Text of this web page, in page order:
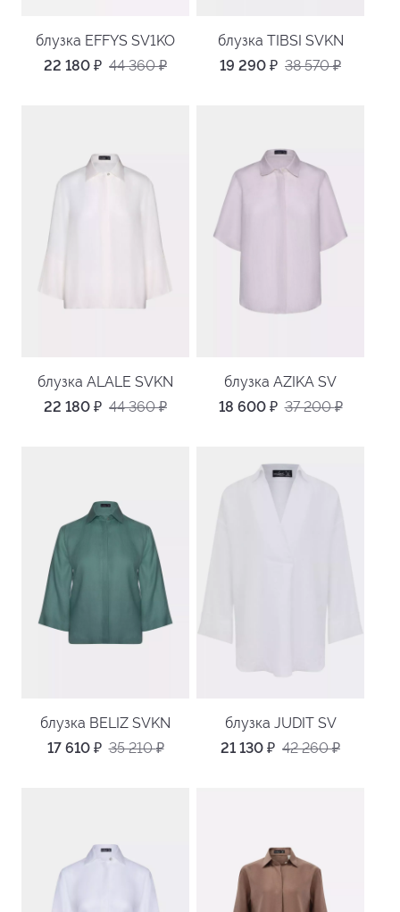
блузка EFFYS SV1KO
22 180 ₽ 44 360₽
блузка TIBSI SVKN
19 290 ₽ 38 570₽
блузка ALALE SVKN
22 180 ₽ 44 360₽
блузка AZIKA SV
18 600 ₽ 37 200₽
блузка BELIZ SVKN
17 610 ₽ 35 210₽
блузка JUDIT SV
21 130 ₽ 42 260₽